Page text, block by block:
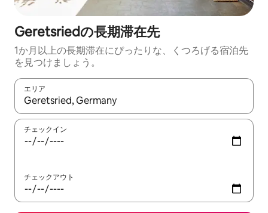
Geretsriedの長期滞在先
1か月以上の長期滞在にぴったりな、くつろげる宿泊先
を見つけましょう。
エリア
検索結果が表示されたら、上下の矢印キーを使って移動するか
チェックイン
チェックアウト